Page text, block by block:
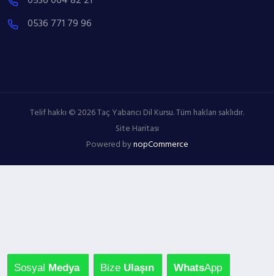
0536 771 79 96
Telif hakkı © 2026 Taç Yabancı Dil Kursu. Tüm hakları saklıdır.
Site Haritası
Powered bynopCommerce
Sosyal Medya Bize Ulaşın WhatsApp